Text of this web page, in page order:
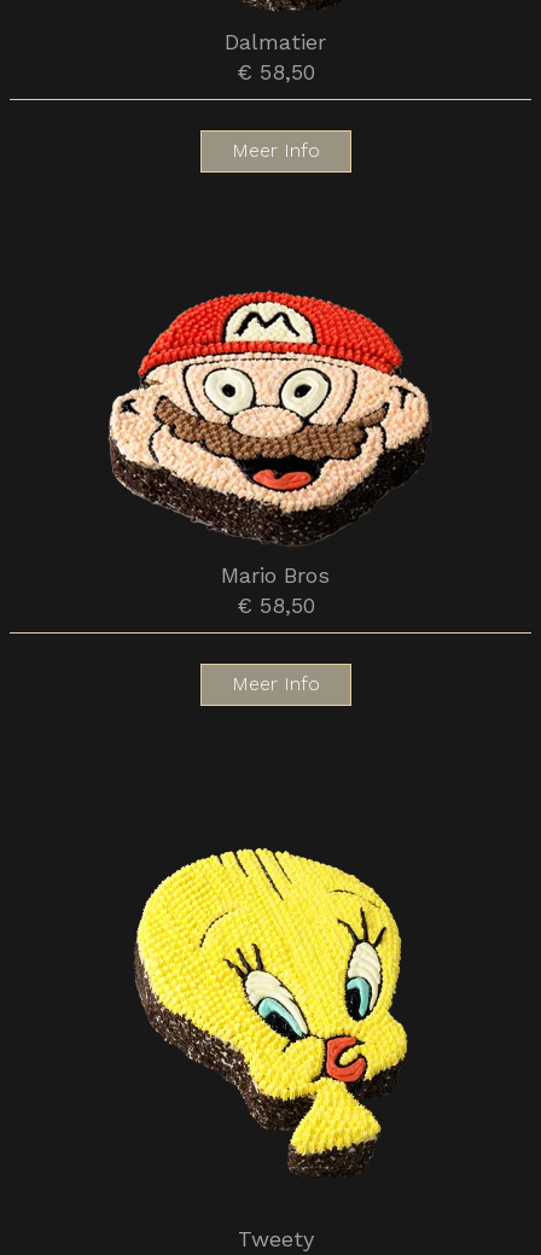
Dalmatier
€ 58,50
Meer Info
Mario Bros
€ 58,50
Meer Info
Tweety